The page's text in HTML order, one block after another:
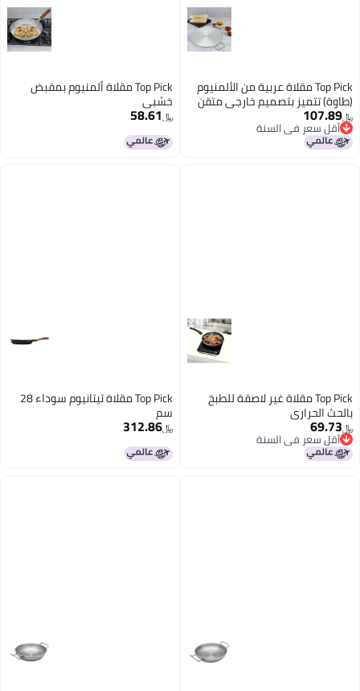
Top Pick مقلاة عربية من الألمنيوم
(طاوة) تتميز بتصميم خارجي متقن
﷼‏107.89
أقل سعر في السنة
أقل سعر في السنة
Top Pick مقلاة ألمنيوم بمقبض
خشبي
﷼‏58.61
Top Pick مقلاة غير لاصقة للطبخ
بالحث الحراري
﷼‏69.73
أقل سعر في السنة
أقل سعر في السنة
Top Pick مقلاة تيتانيوم سوداء 28
سم
﷼‏312.86